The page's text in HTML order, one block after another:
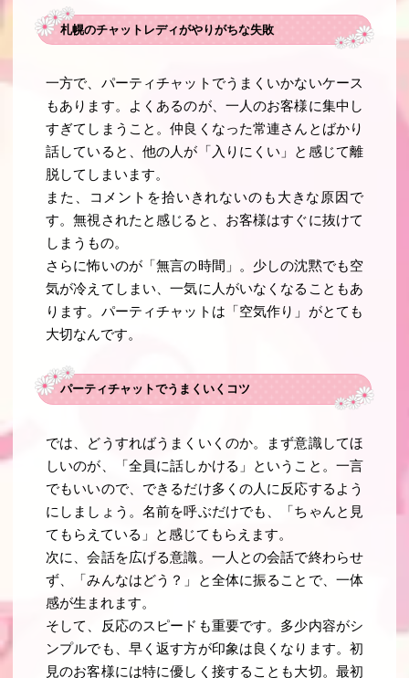
札幌のチャットレディがやりがちな失敗
一方で、パーティチャットでうまくいかないケース
もあります。よくあるのが、一人のお客様に集中し
すぎてしまうこと。仲良くなった常連さんとばかり
話していると、他の人が「入りにくい」と感じて離
脱してしまいます。
また、コメントを拾いきれないのも大きな原因で
す。無視されたと感じると、お客様はすぐに抜けて
しまうもの。
さらに怖いのが「無言の時間」。少しの沈黙でも空
気が冷えてしまい、一気に人がいなくなることもあ
ります。パーティチャットは「空気作り」がとても
大切なんです。
パーティチャットでうまくいくコツ
では、どうすればうまくいくのか。まず意識してほ
しいのが、「全員に話しかける」ということ。一言
でもいいので、できるだけ多くの人に反応するよう
にしましょう。名前を呼ぶだけでも、「ちゃんと見
てもらえている」と感じてもらえます。
次に、会話を広げる意識。一人との会話で終わらせ
ず、「みんなはどう？」と全体に振ることで、一体
感が生まれます。
そして、反応のスピードも重要です。多少内容がシ
ンプルでも、早く返す方が印象は良くなります。初
見のお客様には特に優しく接することも大切。最初